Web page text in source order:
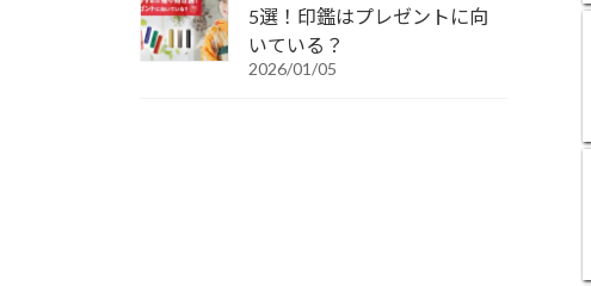
5選！印鑑はプレゼントに向
いている？
2026/01/05